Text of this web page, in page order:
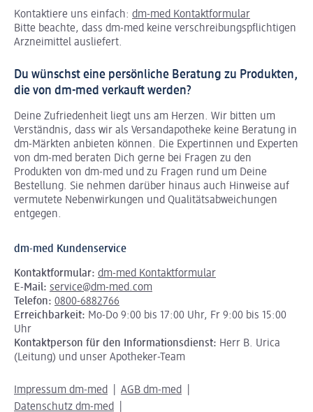
Kontaktiere uns einfach: dm-med Kontaktformular
Bitte beachte, dass dm-med keine verschreibungspflichtigen
Arzneimittel ausliefert.
Du wünschst eine persönliche Beratung zu Produkten,
die von dm-med verkauft werden?
Deine Zufriedenheit liegt uns am Herzen. Wir bitten um
Verständnis, dass wir als Versandapotheke keine Beratung in
dm-Märkten anbieten können. Die Expertinnen und Experten
von dm-med beraten Dich gerne bei Fragen zu den
Produkten von dm-med und zu Fragen rund um Deine
Bestellung. Sie nehmen darüber hinaus auch Hinweise auf
vermutete Nebenwirkungen und Qualitätsabweichungen
entgegen.
dm-med Kundenservice
Kontaktformular: dm-med Kontaktformular
E-Mail: service@dm-med.com
Telefon: 0800-6882766
Erreichbarkeit: Mo-Do 9:00 bis 17:00 Uhr, Fr 9:00 bis 15:00
Uhr
Kontaktperson für den Informationsdienst: Herr B. Urica
(Leitung) und unser Apotheker-Team
Impressum dm-med
AGB dm-med
Datenschutz dm-med